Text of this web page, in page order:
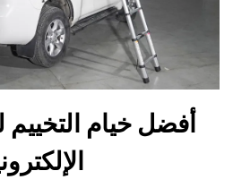
أفضل خيام التخييم